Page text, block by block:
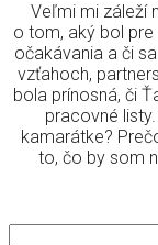
Veľmi mi záleží
o tom, aký bol
očakávania a či
vzťahoch,
bola prínosná, či
pracovné
kamarátke?
to, čo by som